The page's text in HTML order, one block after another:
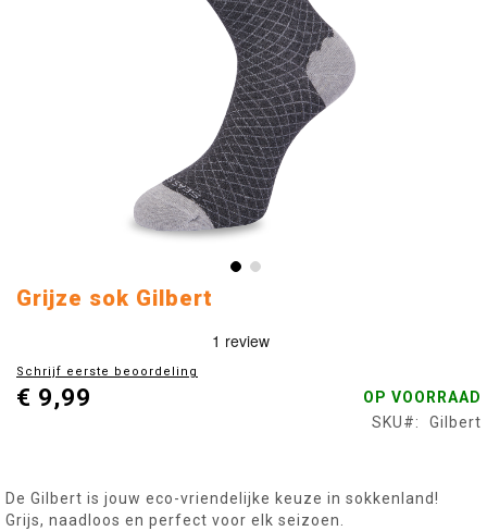
Ga
naar
van
de
Grijze sok Gilbert
Schrijf eerste beoordeling
€ 9,99
OP VOORRAAD
SKU
Gilbert
De Gilbert is jouw eco-vriendelijke keuze in sokkenland!
Grijs, naadloos en perfect voor elk seizoen.